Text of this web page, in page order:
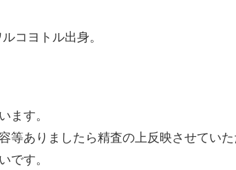
コヨトル出身。
ます。
等ありましたら精査の上反映させてい
です。